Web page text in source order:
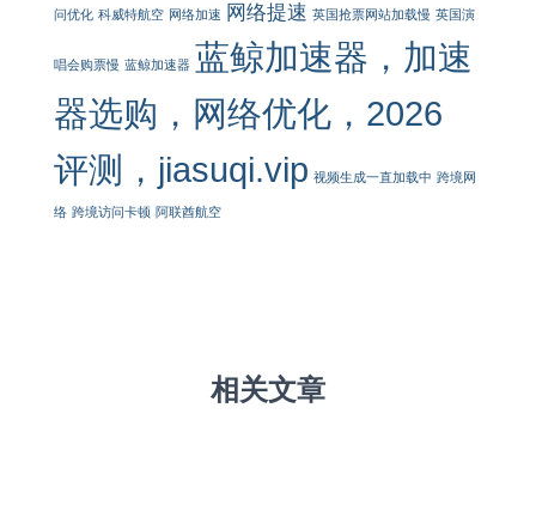
问优化 科威特航空 网络加速 网络提速 英国抢票网站加载慢 英国演
唱会购票慢 蓝鲸加速器 蓝鲸加速器，加速
器选购，网络优化，2026
评测，jiasuqi.vip 视频生成一直加载中 跨境网
络 跨境访问卡顿 阿联酋航空
相关文章